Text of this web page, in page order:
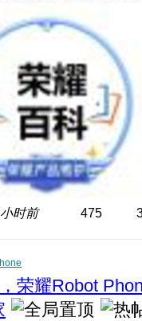
时前 475
荣耀Robot